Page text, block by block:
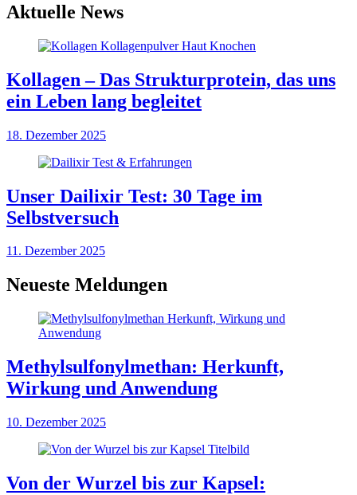
Aktuelle News
Kollagen – Das Strukturprotein, das uns
ein Leben lang begleitet
18. Dezember 2025
Unser Dailixir Test: 30 Tage im
Selbstversuch
11. Dezember 2025
Neueste Meldungen
Methylsulfonylmethan: Herkunft,
Wirkung und Anwendung
10. Dezember 2025
Von der Wurzel bis zur Kapsel: